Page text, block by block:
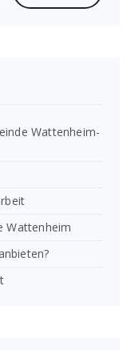
Wattenheim-
Wattenheim